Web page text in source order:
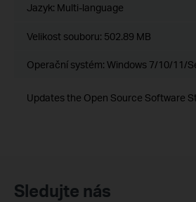
Jazyk: Multi-language
Velikost souboru: 502.89 MB
Operační systém: Windows 7/10/11/
Updates the Open Source Software
Sledujte nás